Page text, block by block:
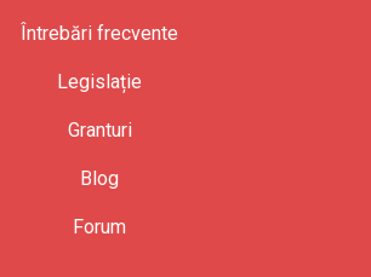
Întrebări frecvente
Legislație
Granturi
Blog
Forum